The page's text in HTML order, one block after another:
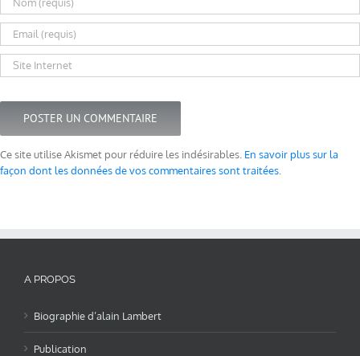
Ce site utilise Akismet pour réduire les indésirables. En savoir plus sur la
façon dont les données de vos commentaires sont traitées
A PROPOS
Biographie d’alain Lambert
Publication